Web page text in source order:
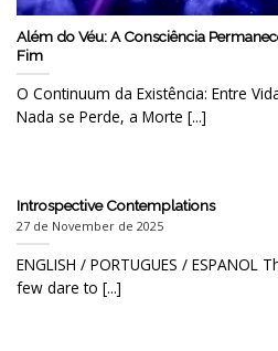
Além do Véu: A Consciência
Fim
O Continuum da Existência: Entre
Nada se Perde, a Morte [...]
Introspective Contemplations
27 de November de 2025
ENGLISH / PORTUGUES / ESPANOL
few dare to [...]